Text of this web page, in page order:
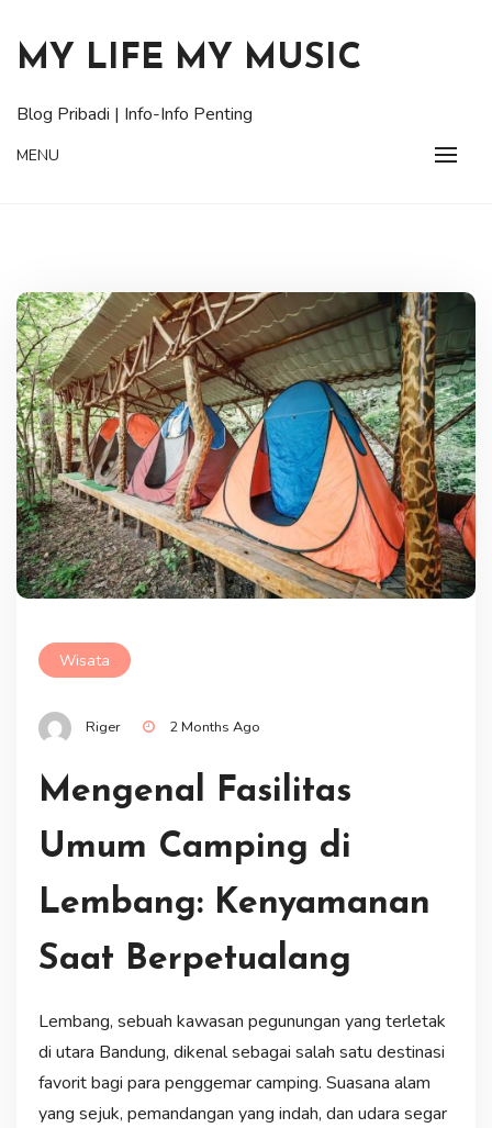
content
MY LIFE MY MUSIC
Blog Pribadi | Info-Info Penting
MENU
Wisata
Riger 2 Months Ago
Mengenal Fasilitas
Umum Camping di
Lembang: Kenyamanan
Saat Berpetualang
Lembang, sebuah kawasan pegunungan yang terletak
di utara Bandung, dikenal sebagai salah satu destinasi
favorit bagi para penggemar camping. Suasana alam
yang sejuk, pemandangan yang indah, dan udara segar